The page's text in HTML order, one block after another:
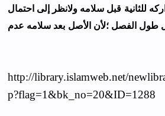
ﻟﻠﺜﺎﻧﻴﺔ ﻗﺒﻞ ﺳﻼﻣﻪ ﻭﻻﻧﻈﺮ ﺇﻟﻰ ﺍﺣﺘﻤﺎﻝ
ﻃﻮﻝ ﺍﻟﻔﺼﻞ ؛ﻷﻥ ﺍﻷﺻﻞ ﺑﻌﺪ ﺳﻼﻣﻪ ﻋﺪﻡ
http://library.islamweb.net/
p?flag=1&bk_no=20&ID=1288